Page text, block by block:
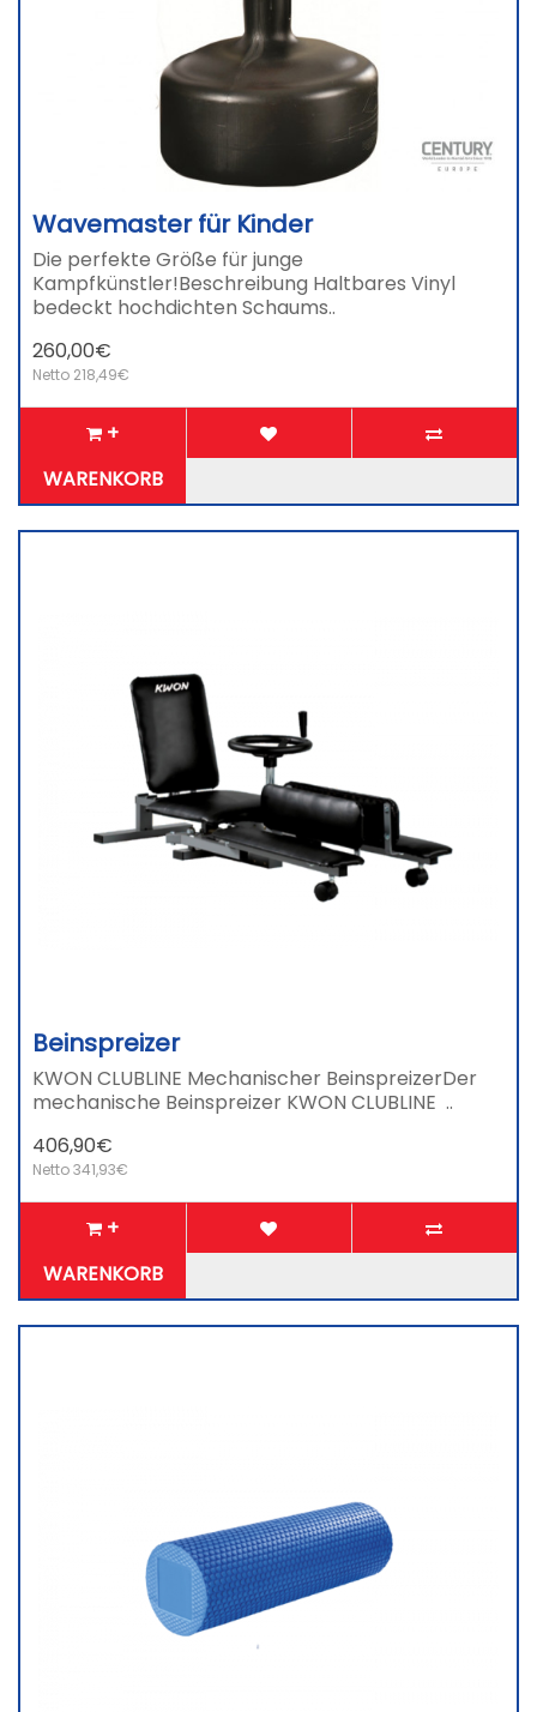
Wavemaster für Kinder
Die perfekte Größe für junge
Kampfkünstler!Beschreibung Haltbares Vinyl
bedeckt hochdichten Schaums..
260,00€
Netto 218,49€
+
WARENKORB
Beinspreizer
KWON CLUBLINE Mechanischer BeinspreizerDer
mechanische Beinspreizer KWON CLUBLINE ..
406,90€
Netto 341,93€
+
WARENKORB